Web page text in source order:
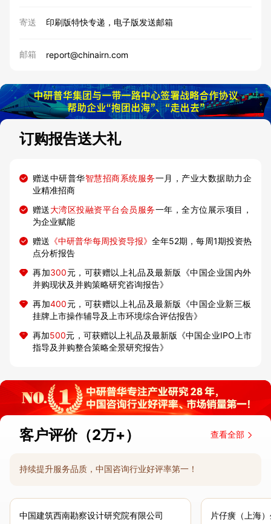
寄送 印刷版特快专递，电子版发送邮箱
邮箱 report@chinairn.com
订购报告送大礼
赠送中研普华智慧招商系统服务一月，产业大数据助力企
业精准招商
赠送大湾区投融资平台会员服务一年，全方位展示项目，
为企业赋能
赠送 《中研普华每周投资导报》全年52期，每周1期投资热
点分析报告
再加300元，可获赠以上礼品及最新版《中国企业国内外
并购现状及并购策略研究咨询报告》
再加400元，可获赠以上礼品及最新版《中国企业新三板
挂牌上市操作辅导及上市环境综合评估报告》
再加500元，可获赠以上礼品及最新版《中国企业IPO上市
指导及并购整合策略全景研究报告》
客户评价（2万+） 查看全部
持续提升服务品质，中国咨询行业好评率第一！
中国建筑西南勘察设计研究院有限公司
片仔癀（上海